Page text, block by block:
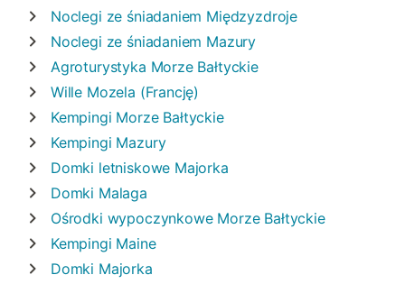
Noclegi ze śniadaniem Międzyzdroje
Noclegi ze śniadaniem Mazury
Agroturystyka Morze Bałtyckie
Wille Mozela (Francję)
Kempingi Morze Bałtyckie
Kempingi Mazury
Domki letniskowe Majorka
Domki Malaga
Ośrodki wypoczynkowe Morze Bałtyckie
Kempingi Maine
Domki Majorka